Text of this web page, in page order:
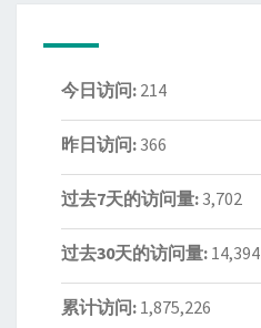
今日访问: 214
昨日访问: 366
过去7天的访问量: 3,702
过去30天的访问量: 14,394
累计访问: 1,875,226